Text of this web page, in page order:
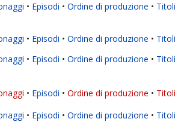
Episodi Ordine di produzione
Episodi Ordine di produzione
Episodi Ordine di produzione
Episodi Ordine di produzione
Episodi Ordine di produzione